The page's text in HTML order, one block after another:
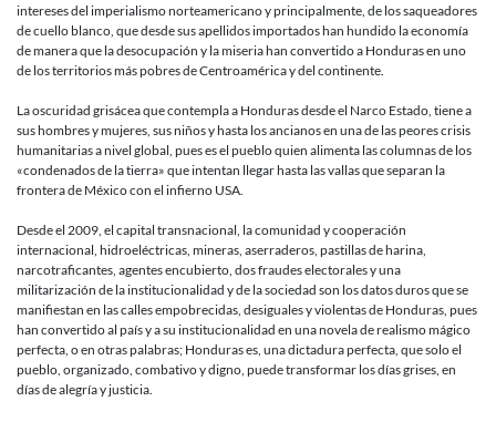
intereses del imperialismo norteamericano y principalmente, de los saqueadores
de cuello blanco, que desde sus apellidos importados han hundido la economía
de manera que la desocupación y la miseria han convertido a Honduras en uno
de los territorios más pobres de Centroamérica y del continente.
La oscuridad grisácea que contempla a Honduras desde el Narco Estado, tiene a
sus hombres y mujeres, sus niños y hasta los ancianos en una de las peores crisis
humanitarias a nivel global, pues es el pueblo quien alimenta las columnas de los
«condenados de la tierra» que intentan llegar hasta las vallas que separan la
frontera de México con el infierno USA.
Desde el 2009, el capital transnacional, la comunidad y cooperación
internacional, hidroeléctricas, mineras, aserraderos, pastillas de harina,
narcotraficantes, agentes encubierto, dos fraudes electorales y una
militarización de la institucionalidad y de la sociedad son los datos duros que se
manifiestan en las calles empobrecidas, desiguales y violentas de Honduras, pues
han convertido al país y a su institucionalidad en una novela de realismo mágico
perfecta, o en otras palabras; Honduras es, una dictadura perfecta, que solo el
pueblo, organizado, combativo y digno, puede transformar los días grises, en
días de alegría y justicia.